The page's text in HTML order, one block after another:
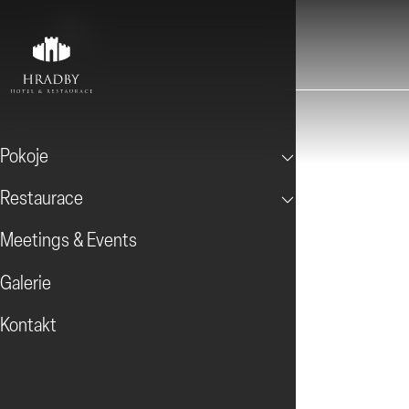
Pokoje
Restaurace
Meetings & Events
Galerie
Kontakt